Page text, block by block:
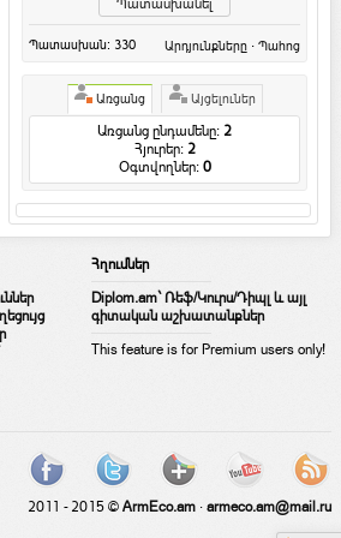
Սերը գործողություն է. առակ
Բանկոմատի գյուտ. Լյութեր Ջորջ
Սիմջյան
Ընդհանուր / Այլ
Ինչպես տարածել Wi Fi նոթբուքի
Համացանց·rafoaper777
Հումոր և կատակ
Մտորումներ
Վաստակել գումար համացացում
Ավելին »
Արդյունքները · Պահոց
Պատասխան: 330
Առցանց Այցելուներ
Առցանց ընդամենը: 2
Հյուրեր: 2
Օգտվողներ: 0
Հղումներ
Diplom.am` Ռեֆ/Կուրս/Դիպլ և այլ
գիտական աշխատանքներ
This feature is for Premium users only!
2011 - 2015 © ArmEco.am · armeco.am@mail.ru